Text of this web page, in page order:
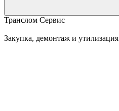
Транслом Сервис
Закупка, демонтаж и утилизация